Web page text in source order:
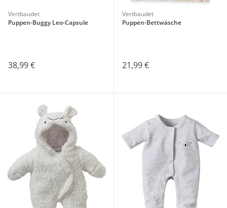
Vertbaudet
Puppen-Buggy Leo-Capsule
38,99 €
Vertbaudet
Puppen-Bettwäsche
21,99 €